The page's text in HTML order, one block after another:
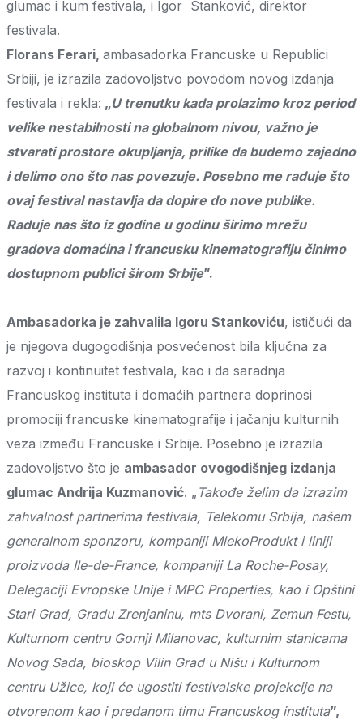
glumac i kum festivala, i Igor Stanković, direktor
festivala.
Florans Ferari, ambasadorka Francuske u Republici
Srbiji, je izrazila zadovoljstvo povodom novog izdanja
festivala i rekla: „U trenutku kada prolazimo kroz period
velike nestabilnosti na globalnom nivou, važno je
stvarati prostore okupljanja, prilike da budemo zajedno
i delimo ono što nas povezuje. Posebno me raduje što
ovaj festival nastavlja da dopire do nove publike.
Raduje nas što iz godine u godinu širimo mrežu
gradova domaćina i francusku kinematografiju činimo
dostupnom publici širom Srbije”.
Ambasadorka je zahvalila Igoru Stankoviću, ističući da
je njegova dugogodišnja posvećenost bila ključna za
razvoj i kontinuitet festivala, kao i da saradnja
Francuskog instituta i domaćih partnera doprinosi
promociji francuske kinematografije i jačanju kulturnih
veza između Francuske i Srbije. Posebno je izrazila
zadovoljstvo što je ambasador ovogodišnjeg izdanja
glumac Andrija Kuzmanović. „ Takođe želim da izrazim
zahvalnost partnerima festivala, Telekomu Srbija, našem
generalnom sponzoru, kompaniji MlekoProdukt i liniji
proizvoda Ile-de-France, kompaniji La Roche-Posay,
Delegaciji Evropske Unije i MPC Properties, kao i Opštini
Stari Grad, Gradu Zrenjaninu, mts Dvorani, Zemun Festu,
Kulturnom centru Gornji Milanovac, kulturnim stanicama
Novog Sada, bioskop Vilin Grad u Nišu i Kulturnom
centru Užice, koji će ugostiti festivalske projekcije na
otvorenom kao i predanom timu Francuskog instituta”,